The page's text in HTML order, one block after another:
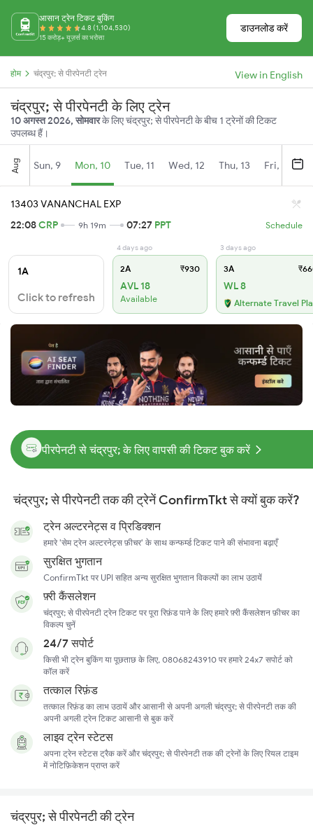
आसान ट्रेन टिकट बुकिंग
4.8 (1,104,530)
15 करोड़+ यूज़र्स का भरोसा
डाउनलोड करें
होम चंद्रपुर; से पीरपेनटी ट्रेन View in English
चंद्रपुर; से पीरपेनटी के लिए ट्रेन
10 अगस्त 2026, सोमवारके लिए चंद्रपुर; से पीरपेनटी के बीच 1 ट्रेनों की टिकट
उपलब्ध हैं।
Aug Sun, 9 Mon, 10 Tue, 11 Wed, 12 Thu, 13 Fri, 14
13403 VANANCHAL EXP
22:08CRP 9h 19m 07:27 PPT Schedule
1A
Click to refresh
4 days ago
2A ₹930
AVL 18
Available
3 days ago
3A
WL 8
Alternate Travel
पीरपेनटी से चंद्रपुर; के लिए वापसी की टिकट बुक करें
चंद्रपुर; से पीरपेनटी तक की ट्रेनें ConfirmTkt से क्यों बुक करें?
ट्रेन अल्टरनेट्स व प्रिडिक्शन
हमारे 'सेम ट्रेन अल्टरनेट्स फ़ीचर' के साथ कन्फर्म्ड टिकट पाने की संभावना बढ़ाएँ
सुरक्षित भुगतान
ConfirmTkt पर UPI सहित अन्य सुरक्षित भुगतान विकल्पों का लाभ उठायें
फ़्री कैंसलेशन
चंद्रपुर; से पीरपेनटी ट्रेन टिकट पर पूरा रिफ़ंड पाने के लिए हमारे फ़्री कैंसलेशन फ़ीचर का
विकल्प चुनें
24/7 सपोर्ट
किसी भी ट्रेन बुकिंग या पूछताछ के लिए, 08068243910 पर हमारे 24x7 सपोर्ट को
कॉल करें
तत्काल रिफ़ंड
तत्काल रिफ़ंड का लाभ उठायें और आसानी से अपनी अगली चंद्रपुर; से पीरपेनटी तक की
अपनी अगली ट्रेन टिकट आसानी से बुक करें
लाइव ट्रेन स्टेटस
अपना ट्रेन स्टेटस ट्रैक करें और चंद्रपुर; से पीरपेनटी तक की ट्रेनों के लिए रियल टाइम
में नोटिफ़िकेशन प्राप्त करें
चंद्रपुर; से पीरपेनटी की ट्रेन